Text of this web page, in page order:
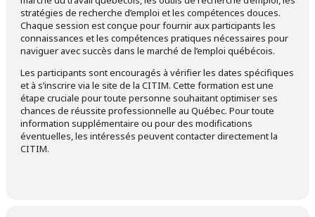
stratégies de recherche d’emploi et les compétences douces.
Chaque session est conçue pour fournir aux participants les
connaissances et les compétences pratiques nécessaires pour
naviguer avec succès dans le marché de l’emploi québécois.
Les participants sont encouragés à vérifier les dates spécifiques
et à s’inscrire via le site de la CITIM. Cette formation est une
étape cruciale pour toute personne souhaitant optimiser ses
chances de réussite professionnelle au Québec. Pour toute
information supplémentaire ou pour des modifications
éventuelles, les intéressés peuvent contacter directement la
CITIM.